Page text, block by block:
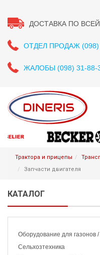
ДОСТАВКА ПО
ОТДЕЛ ПРОДАЖ (098)
ЖАЛОБЫ (098) 31-88-
Трактора и прицепы
Запчасти двигателя
КАТАЛОГ
Оборудование для газонов
Сельхозтехника